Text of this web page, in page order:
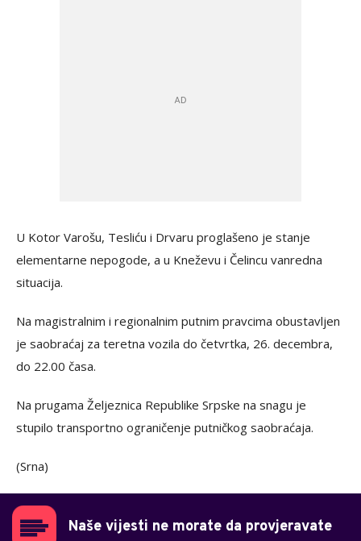
U Kotor Varošu, Tesliću i Drvaru proglašeno je stanje
elementarne nepogode, a u Kneževu i Čelincu vanredna
situacija.
Na magistralnim i regionalnim putnim pravcima obustavljen
je saobraćaj za teretna vozila do četvrtka, 26. decembra,
do 22.00 časa.
Na prugama Željeznica Republike Srpske na snagu je
stupilo transportno ograničenje putničkog saobraćaja.
(Srna)
Naše vijesti ne morate da provjeravate